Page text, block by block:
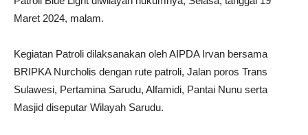
Maret 2024, malam.
Kegiatan Patroli dilaksanakan oleh AIPDA Irvan bersama
BRIPKA Nurcholis dengan rute patroli, Jalan poros Trans
Sulawesi, Pertamina Sarudu, Alfamidi, Pantai Nunu serta
Masjid diseputar Wilayah Sarudu.